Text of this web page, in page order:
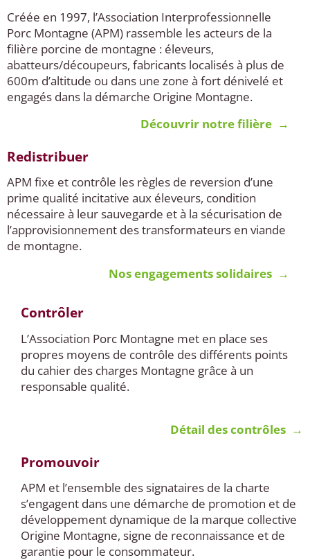
Créée en 1997, l’Association Interprofessionnelle
Porc Montagne (APM) rassemble les acteurs de la
filière porcine de montagne : éleveurs,
abatteurs/découpeurs, fabricants localisés à plus de
600m d’altitude ou dans une zone à fort dénivelé et
engagés dans la démarche Origine Montagne.
Découvrir notre filière →
Redistribuer
APM fixe et contrôle les règles de reversion d’une
prime qualité incitative aux éleveurs, condition
nécessaire à leur sauvegarde et à la sécurisation de
l’approvisionnement des transformateurs en viande
de montagne.
Nos engagements solidaires →
Contrôler
L’Association Porc Montagne met en place ses
propres moyens de contrôle des différents points
du cahier des charges Montagne grâce à un
responsable qualité.
Détail des contrôles →
Promouvoir
APM et l’ensemble des signataires de la charte
s’engagent dans une démarche de promotion et de
développement dynamique de la marque collective
Origine Montagne, signe de reconnaissance et de
garantie pour le consommateur.